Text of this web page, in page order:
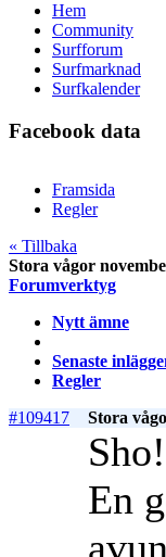
Hem
Community
Surfforum
Surfmarknad
Surfkalender
Facebook data
Framsida
Regler
« Tillbaka
Stora vågor
Forumverktyg
Nytt ämne
Senaste
Regler
#109417
Stora
Sho!
En